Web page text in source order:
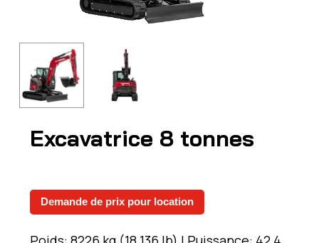
Excavatrice 8 tonnes
Demande de prix pour location